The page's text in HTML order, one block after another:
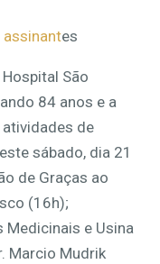
assinantes
São
84 anos e a
de
sábado, dia 21
de Graças ao
(16h);
Medicinais e Usina
Marcio Mudrik